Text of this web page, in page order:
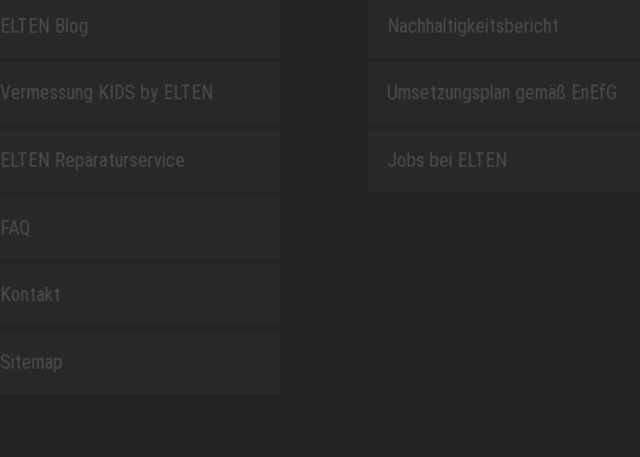
ELTEN Blog
Vermessung KIDS by ELTEN
ELTEN Reparaturservice
FAQ
Kontakt
Sitemap
Nachhaltigkeitsbericht
Umsetzungsplan gemäß EnEfG
Jobs bei ELTEN